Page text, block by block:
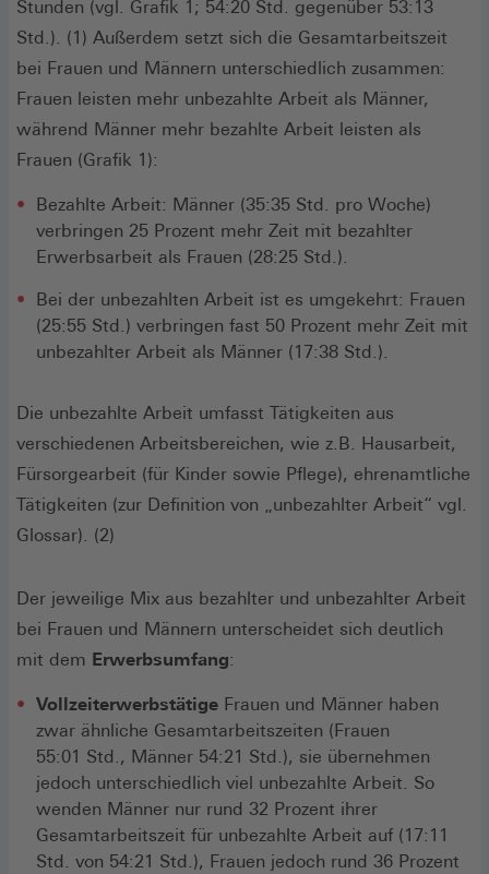
Stunden (vgl. Grafik 1; 54:20 Std. gegenüber 53:13
Std.). (1) Außerdem setzt sich die Gesamtarbeitszeit
bei Frauen und Männern unterschiedlich zusammen:
Frauen leisten mehr unbezahlte Arbeit als Männer,
während Männer mehr bezahlte Arbeit leisten als
Frauen (Grafik 1):
Bezahlte Arbeit: Männer (35:35 Std. pro Woche)
verbringen 25 Prozent mehr Zeit mit bezahlter
Erwerbsarbeit als Frauen (28:25 Std.).
Bei der unbezahlten Arbeit ist es umgekehrt: Frauen
(25:55 Std.) verbringen fast 50 Prozent mehr Zeit mit
unbezahlter Arbeit als Männer (17:38 Std.).
Die unbezahlte Arbeit umfasst Tätigkeiten aus
verschiedenen Arbeitsbereichen, wie z.B. Hausarbeit,
Fürsorgearbeit (für Kinder sowie Pflege), ehrenamtliche
Tätigkeiten (zur Definition von „unbezahlter Arbeit“ vgl.
Glossar). (2)
Der jeweilige Mix aus bezahlter und unbezahlter Arbeit
bei Frauen und Männern unterscheidet sich deutlich
mit dem Erwerbsumfang:
Vollzeiterwerbstätige Frauen und Männer haben
zwar ähnliche Gesamtarbeitszeiten (Frauen
55:01 Std., Männer 54:21 Std.), sie übernehmen
jedoch unterschiedlich viel unbezahlte Arbeit. So
wenden Männer nur rund 32 Prozent ihrer
Gesamtarbeitszeit für unbezahlte Arbeit auf (17:11
Std. von 54:21 Std.), Frauen jedoch rund 36 Prozent